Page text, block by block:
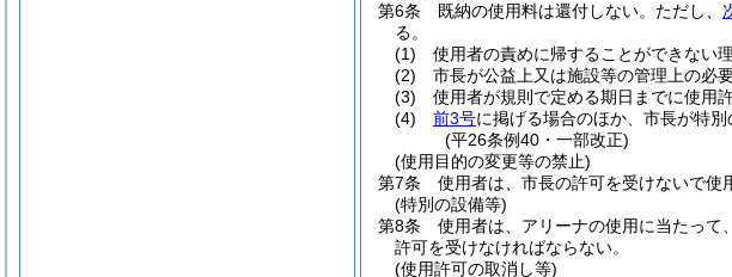
第6条
既納の使用料は還付しない。 ただし、
る。
(1)
使用者の責めに帰することができない
(2)
市長が公益上又は施設等の管理上の必
(3)
使用者が規則で定める期日までに使用
(4)
前3号に掲げる場合のほか、市長が特別
(平26条例40・一部改正)
(使用目的の変更等の禁止)
第7条
使用者は、市長の許可を受けないで使
(特別の設備等)
第8条
使用者は、アリーナの使用に当たっ
許可を受けなければならない。
(使用許可の取消し等)